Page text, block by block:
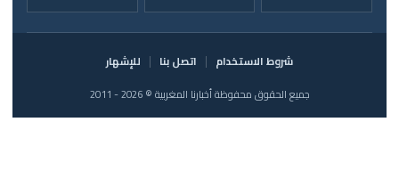
شروط الاستخدام اتصل بنا
للإشهار
جميع الحقوق محفوظة أخبارنا المغربية © 2026 - 2011